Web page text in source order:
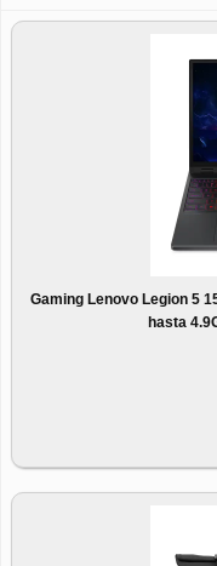
Gaming Lenovo Legion 5
hasta